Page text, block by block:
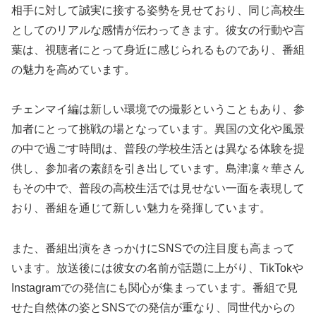
相手に対して誠実に接する姿勢を見せており、同じ高校生
としてのリアルな感情が伝わってきます。彼女の行動や言
葉は、視聴者にとって身近に感じられるものであり、番組
の魅力を高めています。
チェンマイ編は新しい環境での撮影ということもあり、参
加者にとって挑戦の場となっています。異国の文化や風景
の中で過ごす時間は、普段の学校生活とは異なる体験を提
供し、参加者の素顔を引き出しています。島津凜々華さん
もその中で、普段の高校生活では見せない一面を表現して
おり、番組を通じて新しい魅力を発揮しています。
また、番組出演をきっかけにSNSでの注目度も高まって
います。放送後には彼女の名前が話題に上がり、TikTokや
Instagramでの発信にも関心が集まっています。番組で見
せた自然体の姿とSNSでの発信が重なり、同世代からの